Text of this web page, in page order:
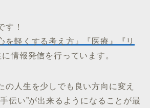
す！
を軽くする考え方』『医療』『リ
情報発信を行っています。
の人生を少しでも良い方向に変え
伝い”が出来るようになることが最